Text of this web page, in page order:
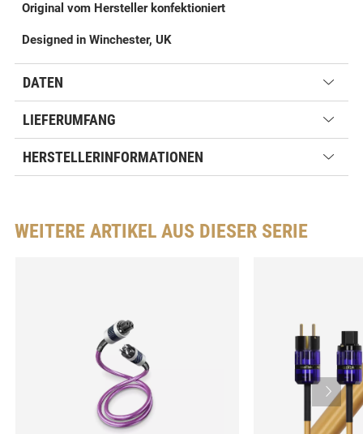
Original vom Hersteller konfektioniert
Designed in Winchester, UK
DATEN
LIEFERUMFANG
HERSTELLERINFORMATIONEN
WEITERE ARTIKEL AUS DIESER SERIE